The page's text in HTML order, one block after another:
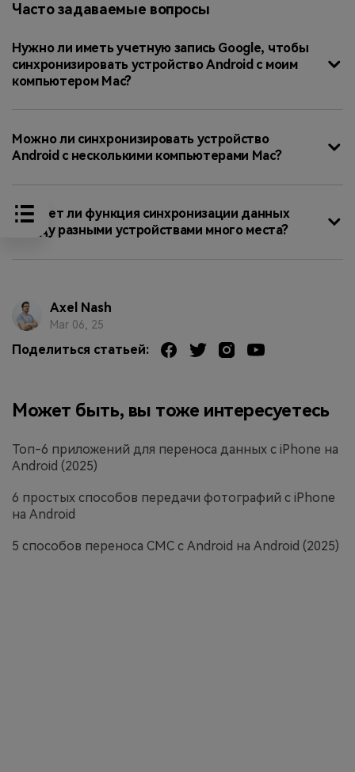
Часто задаваемые вопросы
Нужно ли иметь учетную запись Google, чтобы
синхронизировать устройство Android с моим
компьютером Mac?
Можно ли синхронизировать устройство
Android с несколькими компьютерами Mac?
Требует ли функция синхронизации данных
между разными устройствами много места?
Axel Nash
Mar 06, 25
Поделиться статьей:
Может быть, вы тоже интересуетесь
Топ-6 приложений для переноса данных с iPhone на
Android (2025)
6 простых способов передачи фотографий с iPhone
на Android
5 способов переноса СМС с Android на Android (2025)